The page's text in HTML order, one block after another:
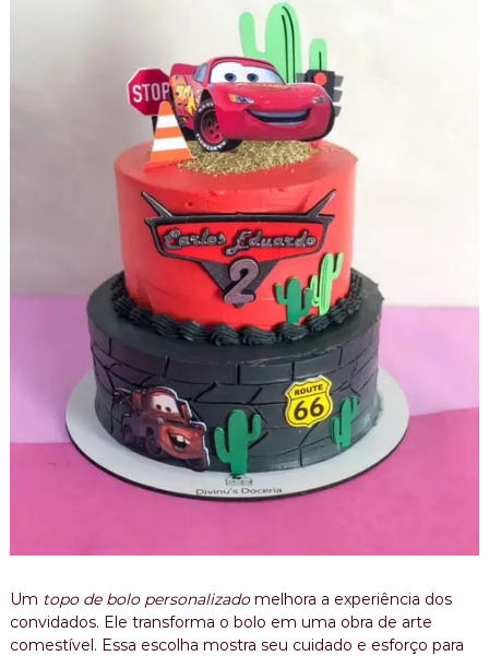
Um topo de bolo personalizadomelhora a experiência dos
convidados. Ele transforma o bolo em uma obra de arte
comestível. Essa escolha mostra seu cuidado e esforço para